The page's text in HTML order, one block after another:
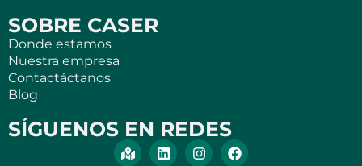
SOBRE CASER
Donde estamos
Nuestra empresa
Contactáctanos
Blog
SÍGUENOS EN REDES